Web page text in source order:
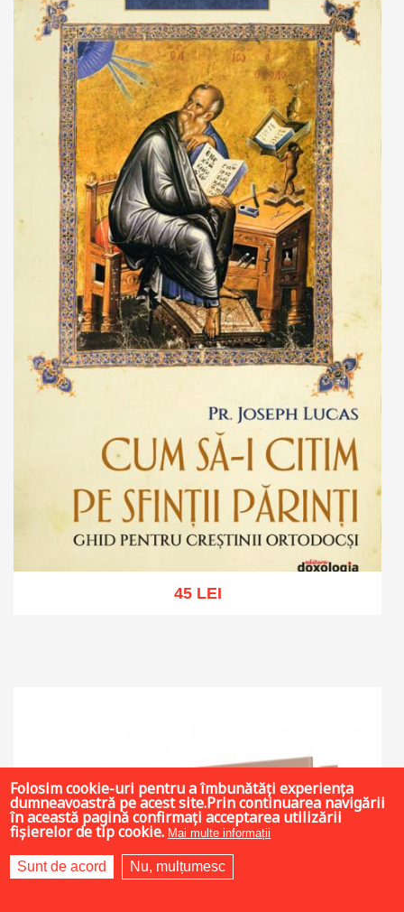
45 LEI
Folosim cookie-uri pentru a îmbunătăți experiența
dumneavoastră pe acest site.Prin continuarea navigării
în această pagină confirmați acceptarea utilizării
fișierelor de tip cookie. Mai multe informații
Sunt de acord Nu, mulțumesc